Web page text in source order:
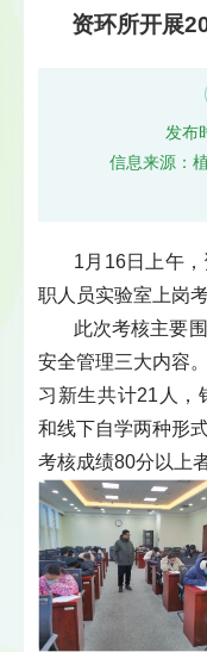
资环所开展
发布
信息来源：
1月16日上午
职人员实验室上岗考
此次考核主要
安全管理三大内容
习新生共计21人，
和线下自学两种形
考核成绩80分以上